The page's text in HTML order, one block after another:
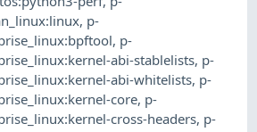
, p-
, p-
abi-stablelists, p-
abi-whitelists, p-
core, p-
cross-headers, p-